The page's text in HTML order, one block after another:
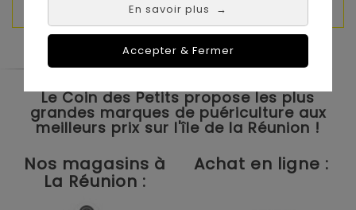
En savoir plus →
Accepter & Fermer
Le Coin des Petits propose les plus
grandes marques de puériculture aux
meilleurs prix sur l'île de la Réunion !
Nos magasins à
La Réunion :
Achat en ligne :